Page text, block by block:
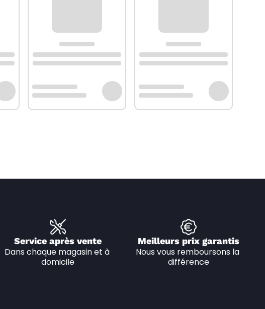
Service après vente
Dans chaque magasin et à
domicile
Meilleurs prix garantis
Nous vous remboursons la
différence